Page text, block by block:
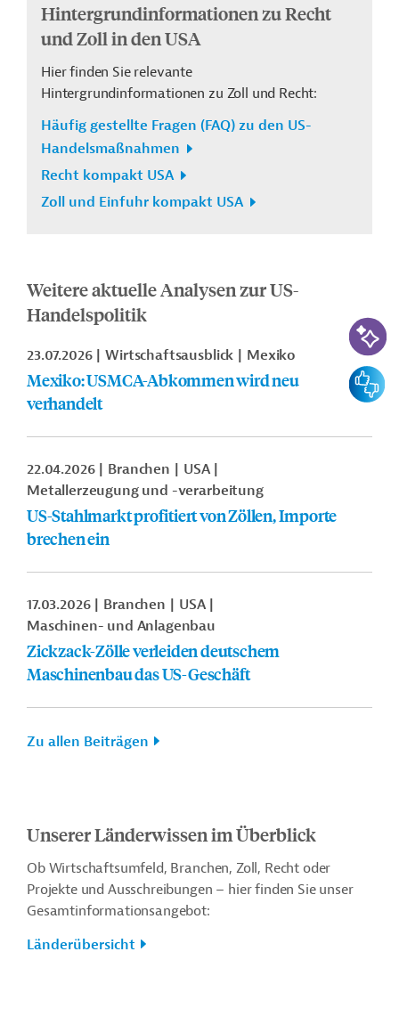
Hintergrundinformationen zu Recht
und Zoll in den USA
Hier finden Sie relevante
Hintergrundinformationen zu Zoll und Recht:
Häufig gestellte Fragen (FAQ) zu den US-
Handelsmaßnahmen
Recht kompakt USA
Zoll und Einfuhr kompakt USA
Weitere aktuelle Analysen zur US-
Handelspolitik
23.07.2026 Wirtschaftsausblick Mexiko
Mexiko: USMCA-Abkommen wird neu
verhandelt
22.04.2026 Branchen
USA
Metallerzeugung und -verarbeitung
US-Stahlmarkt profitiert von Zöllen, Importe
brechen ein
17.03.2026 Branchen
USA
Maschinen- und Anlagenbau
Zickzack-Zölle verleiden deutschem
Maschinenbau das US-Geschäft
Zu allen Beiträgen
Unserer Länderwissen im Überblick
Ob Wirtschaftsumfeld, Branchen, Zoll, Recht oder
Projekte und Ausschreibungen – hier finden Sie unser
Gesamtinformationsangebot:
Länderübersicht
KI-